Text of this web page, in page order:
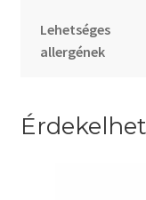
Lehetséges
allergének